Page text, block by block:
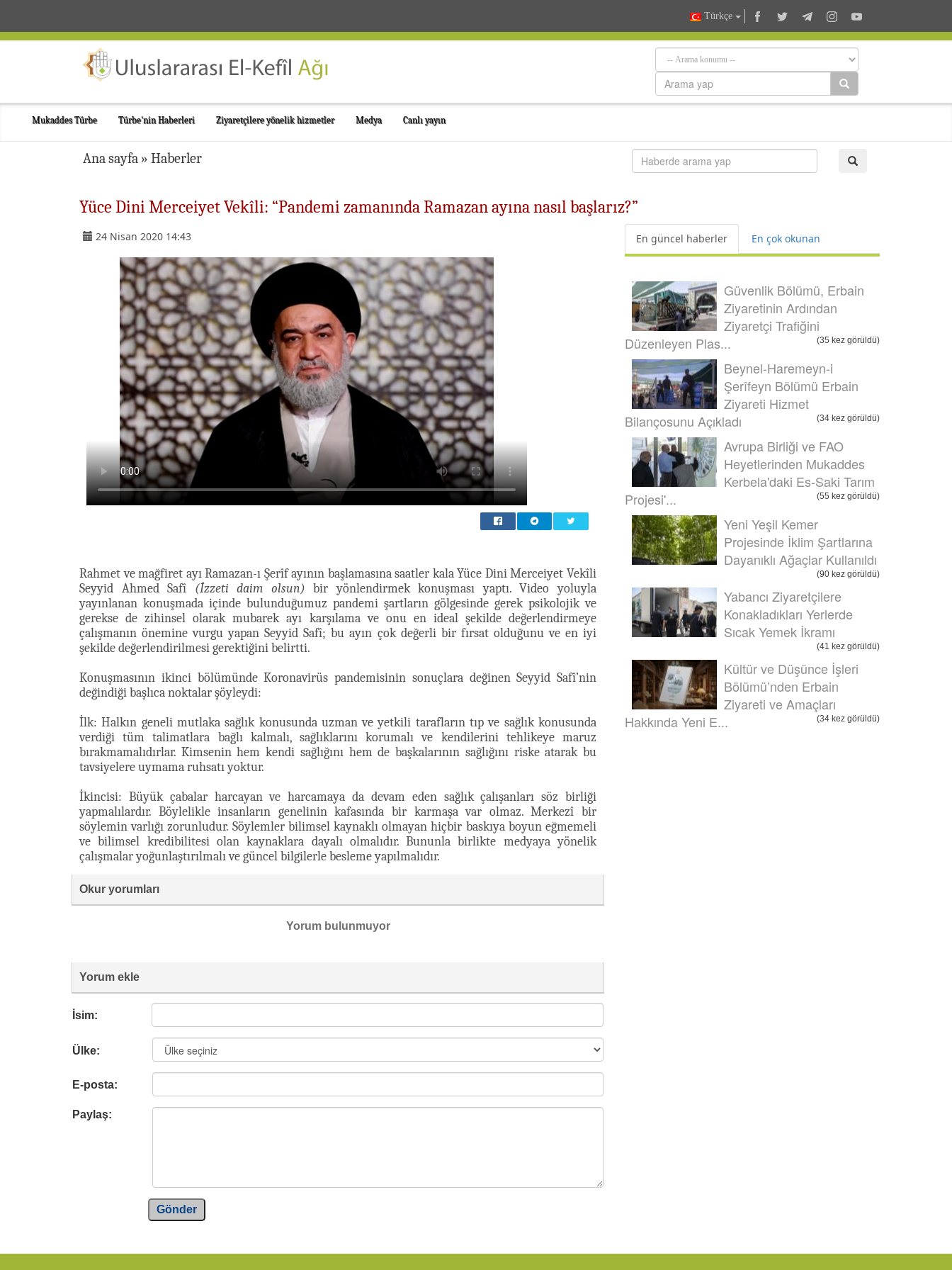
Türkçe
Mukaddes Türbe Türbe'nin Haberleri Ziyaretçilere yönelik hizmetler Medya Canlı yayın
Ana sayfa » Haberler
Yüce Dini Merceiyet Vekîli: “Pandemi zamanında Ramazan ayına nasıl başlarız?”
24 Nisan 2020 14:43
Rahmet ve mağfiret ayı Ramazan-ı Şerîf ayının başlamasına saatler kala Yüce Dini Merceiyet Vekîli
Seyyid Ahmed Safî (İzzeti daim olsun) bir yönlendirmek konuşması yaptı. Video yoluyla
yayınlanan konuşmada içinde bulunduğumuz pandemi şartların gölgesinde gerek psikolojik ve
gerekse de zihinsel olarak mubarek ayı karşılama ve onu en ideal şekilde değerlendirmeye
çalışmanın önemine vurgu yapan Seyyid Safî; bu ayın çok değerli bir fırsat olduğunu ve en iyi
şekilde değerlendirilmesi gerektiğini belirtti.
Konuşmasının ikinci bölümünde Koronavirüs pandemisinin sonuçlara değinen Seyyid Safî’nin
değindiği başlıca noktalar şöyleydi:
İlk: Halkın geneli mutlaka sağlık konusunda uzman ve yetkili tarafların tıp ve sağlık konusunda
verdiği tüm talimatlara bağlı kalmalı, sağlıklarını korumalı ve kendilerini tehlikeye maruz
bırakmamalıdırlar. Kimsenin hem kendi sağlığını hem de başkalarının sağlığını riske atarak bu
tavsiyelere uymama ruhsatı yoktur.
İkincisi: Büyük çabalar harcayan ve harcamaya da devam eden sağlık çalışanları söz birliği
yapmalılardır. Böylelikle insanların genelinin kafasında bir karmaşa var olmaz. Merkezî bir
söylemin varlığı zorunludur. Söylemler bilimsel kaynaklı olmayan hiçbir baskıya boyun eğmemeli
ve bilimsel kredibilitesi olan kaynaklara dayalı olmalıdır. Bununla birlikte medyaya yönelik
çalışmalar yoğunlaştırılmalı ve güncel bilgilerle besleme yapılmalıdır.
Okur yorumları
Yorum bulunmuyor
Yorum ekle
İsim:
Ülke:
E-posta:
Paylaş:
Gönder
En güncel haberler En çok okunan
Güvenlik Bölümü, Erbain
Ziyaretinin Ardından
Ziyaretçi Trafiğini
Düzenleyen Plas...
(35 kez görüldü)
Beynel-Haremeyn-i
Şerîfeyn Bölümü Erbain
Ziyareti Hizmet
Bilançosunu Açıkladı
(34 kez görüldü)
Avrupa Birliği ve FAO
Heyetlerinden Mukaddes
Kerbela'daki Es-Saki Tarım
Projesi'...
(55 kez görüldü)
Yeni Yeşil Kemer
Projesinde İklim Şartlarına
Dayanıklı Ağaçlar Kullanıldı
(90 kez görüldü)
Yabancı Ziyaretçilere
Konakladıkları Yerlerde
Sıcak Yemek İkramı
(41 kez görüldü)
Kültür ve Düşünce İşleri
Bölümü’nden Erbain
Ziyareti ve Amaçları
Hakkında Yeni E...
(34 kez görüldü)